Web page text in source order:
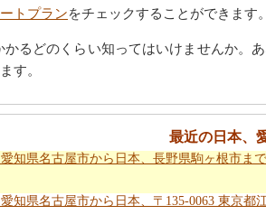
トプランをチェックすることができます。
るどのくらい知ってはいけませんか。
す。
最近の日本、
知県名古屋市から日本、長野県駒ヶ根市ま
知県名古屋市から日本、〒135-0063 東京都